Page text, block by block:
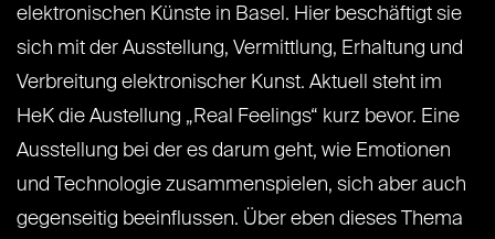
elektronischen Künste in Basel. Hier beschäftigt sie
sich mit der Ausstellung, Vermittlung, Erhaltung und
Verbreitung elektronischer Kunst. Aktuell steht im
HeK die Austellung „Real Feelings“ kurz bevor. Eine
Ausstellung bei der es darum geht, wie Emotionen
und Technologie zusammenspielen, sich aber auch
gegenseitig beeinflussen. Über eben dieses Thema